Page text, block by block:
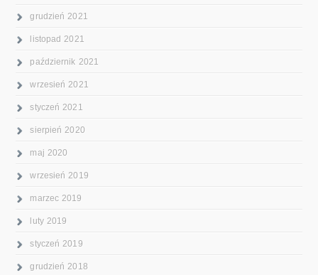
grudzień 2021
listopad 2021
październik 2021
wrzesień 2021
styczeń 2021
sierpień 2020
maj 2020
wrzesień 2019
marzec 2019
luty 2019
styczeń 2019
grudzień 2018